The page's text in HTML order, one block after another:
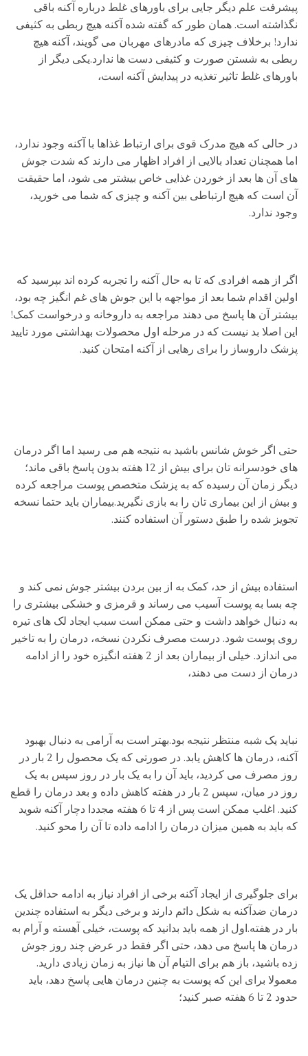
پیشرفت علم دیگر جایی برای باورهای غلط درباره آکنه باقی
نگذاشته است. همان طور که گفته شده آکنه هیچ ربطی به کثیفی
ندارد! برخلاف چیزی که مادرهای مهربان می گویند، آکنه هیچ
ربطی به شستن صورت و کثیفی دست ها ندارد.یکی دیگر از
باورهای غلط تاثیر تغذیه در پیدایش آکنه است،
در حالی که هیچ مدرک قوی برای ارتباط غذاها با آکنه وجود ندارد،
اما همچنان تعداد بالایی از افراد اظهار می دارند که شدت جوش
های آن ها بعد از خوردن غذایی خاص بیشتر می شود، اما حقیقت
آن است که هیچ ارتباطی بین آکنه و چیزی که شما می خورید،
وجود ندارد.
اگر از همه افرادی که تا به حال آکنه را تجربه کرده اند بپرسید که
اولین اقدام شما بعد از مواجهه با این جوش های غم انگیز چه بود،
بیشتر آن ها پاسخ می دهند مراجعه به داروخانه و درخواست کمک!
این اصلا بد نیست که در مرحله اول محصولات بهداشتی مورد تایید
پزشک داروساز را برای رهایی از آکنه امتحان کنید.
حتی اگر خوش شانس باشید به نتیجه هم می رسید اما اگر درمان
های خودسرانه تان برای بیش از 12 هفته بدون پاسخ باقی ماند؛
دیگر زمان آن رسیده که به پزشک متخصص پوست مراجعه کرده
و بیش از این بیماری تان را به بازی نگیرید.بیماران باید حتما نسخه
تجویز شده را طبق دستور آن استفاده کنند.
استفاده بیش از حد، کمک به از بین بردن بیشتر جوش نمی کند و
چه بسا به پوست آسیب می رساند و قرمزی و خشکی بیشتری را
به دنبال خواهد داشت و حتی ممکن است سبب ایجاد لک های تیره
روی پوست شود. درست مصرف نکردن نسخه، درمان را به تاخیر
می اندازد. خیلی از بیماران بعد از 2 هفته انگیزه خود را از ادامه
درمان از دست می دهند،
نباید یک شبه منتظر نتیجه بود.بهتر است به آرامی به دنبال بهبود
آکنه، درمان ها کاهش یابد. در صورتی که یک محصول را 2 بار در
روز مصرف می کردید، باید آن را به یک بار در روز سپس به یک
روز در میان، سپس 2 بار در هفته کاهش داده و بعد درمان را قطع
کنید. اغلب ممکن است پس از 4 تا 6 هفته مجددا دچار آکنه شوید
که باید به همین میزان درمان را ادامه داده تا آن را محو کنید.
برای جلوگیری از ایجاد آکنه برخی از افراد نیاز به ادامه حداقل یک
درمان ضدآکنه به شکل دائم دارند و برخی دیگر به استفاده چندین
بار در هفته.اول از همه باید بدانید که پوست، خیلی آهسته و آرام به
درمان ها پاسخ می دهد، حتی اگر فقط در عرض چند روز جوش
زده باشید، باز هم برای التیام آن ها نیاز به زمان زیادی دارید.
معمولا برای این که پوست به چنین درمان هایی پاسخ دهد، باید
حدود 2 تا 6 هفته صبر کنید؛